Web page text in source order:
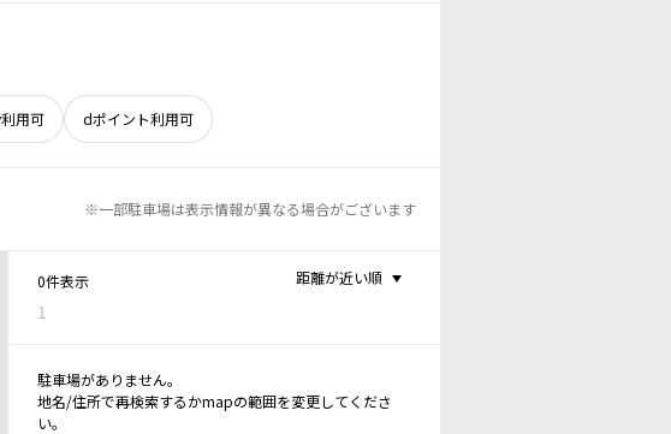
用可 dポイント利用可
※一部駐車場は表示情報が異なる場合がございます
0件表示
1
距離が近い順
駐車場がありません。
地名/住所で再検索するかmapの範囲を変更してくださ
い。